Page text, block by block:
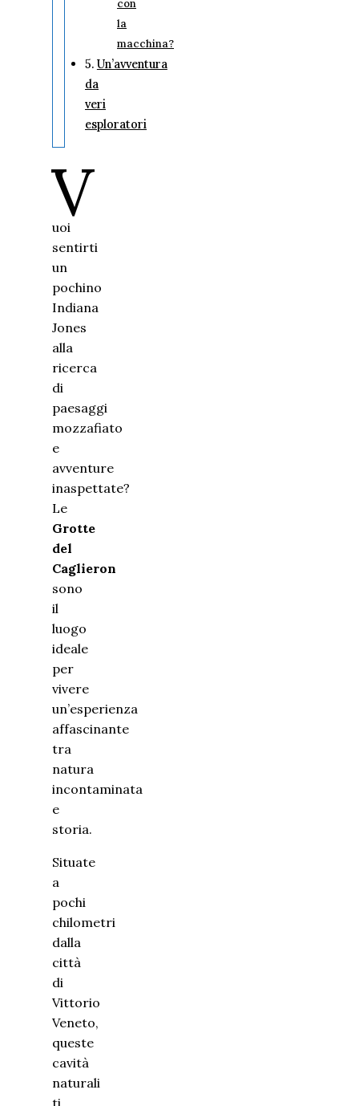
con
la
macchina?
Un’avventura
da
veri
esploratori
V
uoi
sentirti
un
pochino
Indiana
Jones
alla
ricerca
di
paesaggi
mozzafiato
e
avventure
inaspettate?
Le
Grotte
del
Caglieron
sono
il
luogo
ideale
per
vivere
un’esperienza
affascinante
tra
natura
incontaminata
e
storia.
Situate
a
pochi
chilometri
dalla
città
di
Vittorio
Veneto,
queste
cavità
naturali